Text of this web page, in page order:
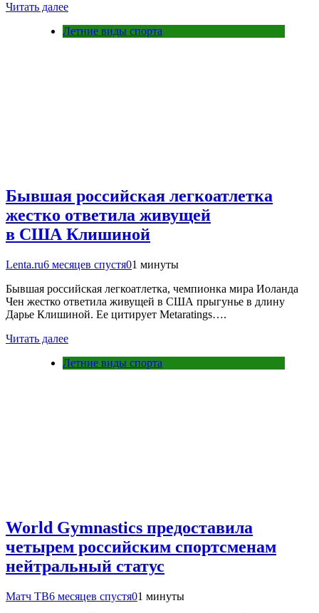
Читать далее
Летние виды спорта
Бывшая российская легкоатлетка
жестко ответила живущей
в США Клишиной
Lenta.ru6 месяцев спустя01 минуты
Бывшая российская легкоатлетка, чемпионка мира Иоланда
Чен жестко ответила живущей в США прыгунье в длину
Дарье Клишиной. Ее цитирует Metaratings….
Читать далее
Летние виды спорта
World Gymnastics предоставила
четырем российским спортсменам
нейтральный статус
Матч ТВ6 месяцев спустя01 минуты